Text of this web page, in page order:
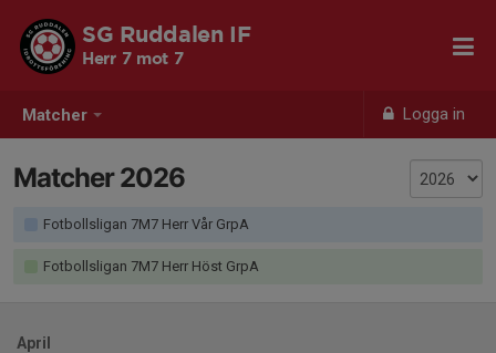
Matcher Logga in
SG Ruddalen IF
Herr 7 mot 7
Matcher 2026
Fotbollsligan 7M7 Herr Vår GrpA
Fotbollsligan 7M7 Herr Höst GrpA
April